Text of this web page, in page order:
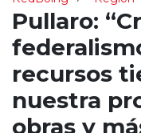
Pullaro:
recursos
nuestra
obras y